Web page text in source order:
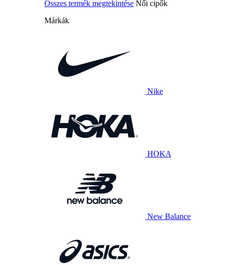
Összes termék megtekintése Női cipők
Márkák
Nike
HOKA
New Balance